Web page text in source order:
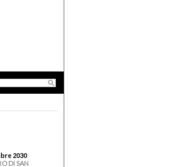
2030
DI SAN